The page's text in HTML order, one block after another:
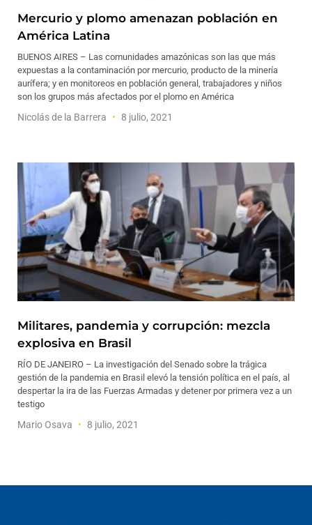
Mercurio y plomo amenazan población en
América Latina
BUENOS AIRES – Las comunidades amazónicas son las que más
expuestas a la contaminación por mercurio, producto de la minería
aurífera; y en monitoreos en población general, trabajadores y niños
son los grupos más afectados por el plomo en América
Nicolás de la Barrera 8 julio, 2021
Militares, pandemia y corrupción: mezcla
explosiva en Brasil
RÍO DE JANEIRO – La investigación del Senado sobre la trágica
gestión de la pandemia en Brasil elevó la tensión política en el país, al
despertar la ira de las Fuerzas Armadas y detener por primera vez a un
testigo
Mario Osava 8 julio, 2021